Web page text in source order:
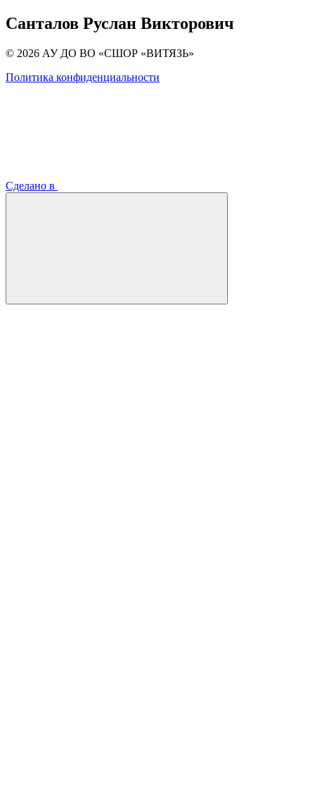
Санталов Руслан Викторович
© 2026 АУ ДО ВО «СШОР «ВИТЯЗЬ»
Политика конфиденциальности
Сделано в